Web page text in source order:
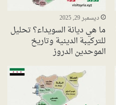
ديسمبر 29, 2025
ما هي ديانة السويداء؟ تحليل
للتركيبة الدينية وتاريخ
الموحدين الدروز